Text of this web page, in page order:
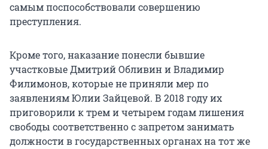
самым поспособствовали совершению
преступления.
Кроме того, наказание понесли бывшие
участковые Дмитрий Обливин и Владимир
Филимонов, которые не приняли мер по
заявлениям Юлии Зайцевой. В 2018 году их
приговорили к трем и четырем годам лишения
свободы соответственно с запретом занимать
должности в государственных органах на тот же